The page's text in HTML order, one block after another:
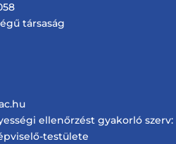
társaság
ellenőrzést gyakorló szerv:
testülete